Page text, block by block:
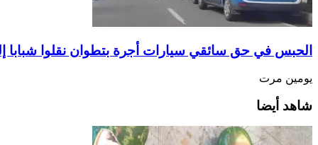
الحبس في حق سائقي سيارات أجرة بتطوان نقلوا شبابا
يومين مرت
شاهد أيضا